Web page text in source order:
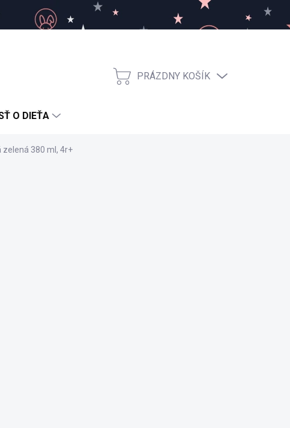
NÁKUPNÝ
PRÁZDNY KOŠÍK
O DIEŤA
zelená 380 ml, 4r+